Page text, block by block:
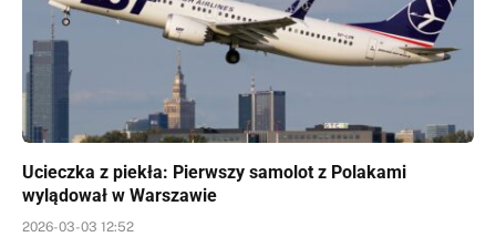
Ucieczka z piekła: Pierwszy samolot z Polakami
wylądował w Warszawie
2026-03-03 12:52